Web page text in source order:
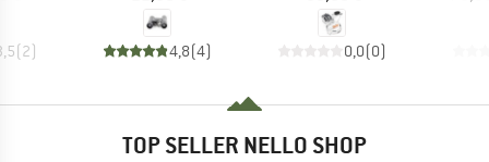
(2) 4,8(4) 0,0(0)
TOP SELLER NELLO SHOP